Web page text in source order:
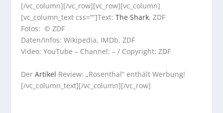
[/vc_column][/vc_row][vc_row][vc_column]
[vc_column_text css=““]Text:The Shark, ZDF
Fotos: © ZDF
Daten/Infos: Wikipedia, IMDb, ZDF
Video: YouTube – Channel: – / Copyright: ZDF
DerArtikel Review: „Rosenthal“ enthält Werbung!
[/vc_column_text][/vc_column][/vc_row]